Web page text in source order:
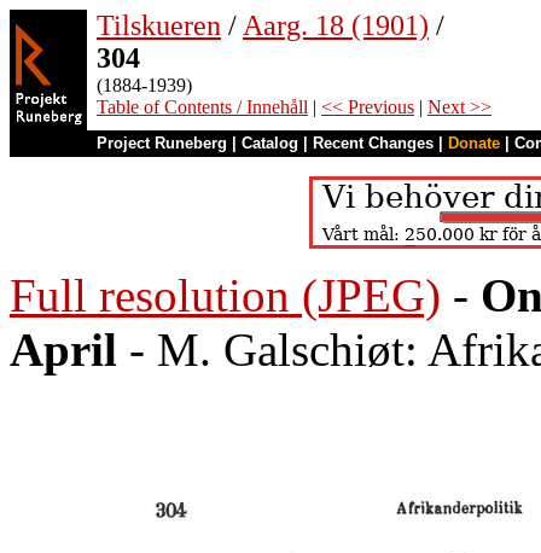
Tilskueren / Aarg. 18 (1901) /
304
(1884-1939)
Table of Contents / Innehåll | << Previous | Next >>
Project Runeberg Catalog Recent Changes Donate
Full resolution (JPEG) -
April - M. Galschiøt: